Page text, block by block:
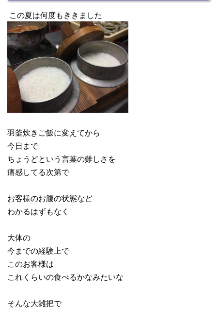
この夏は何度もききました
羽釜炊きご飯に変えてから
今日まで
ちょうどという言葉の難しさを
痛感してる次第で
お客様のお腹の状態など
わかるはずもなく
大体の
今までの経験上で
このお客様は
これくらいの食べるかなみたいな
そんな大雑把で